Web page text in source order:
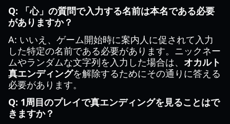
Q: 「心」の質問で入力する名前は本名である必要
がありますか？
A: いいえ、ゲーム開始時に案内人に促されて入力
した特定の名前である必要があります。ニックネー
ムやランダムな文字列を入力した場合は、 オカルト
真エンディングを解除するためにその通りに答える
必要があります。
Q: 1周目のプレイで真エンディングを見ることはで
きますか？